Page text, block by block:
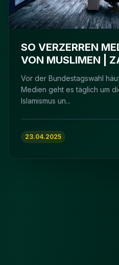
SO VERZERREN
VON MUSLIMEN |
Vor der Bundestagswahl
Medien geht es täglich um
Islamismus un...
23.04.2025